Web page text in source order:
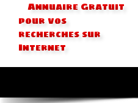
Annuaire Gratuit
pour vos
recherches sur
Internet